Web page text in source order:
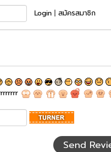
Login | สมัครสมาชิก
Send